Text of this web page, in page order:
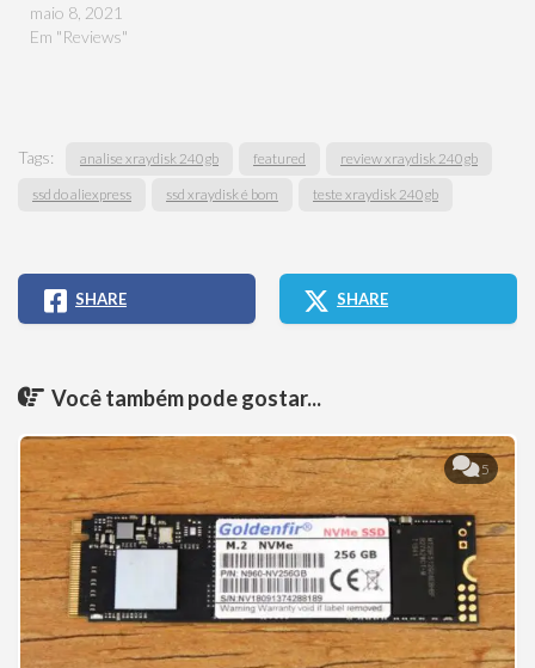
maio 8, 2021
Em "Reviews"
Tags: analise xraydisk 240gb featured
review xraydisk 240gb
ssd do aliexpress
ssd xraydisk é bom teste xraydisk 240gb
SHARE SHARE
Você também pode gostar...
5